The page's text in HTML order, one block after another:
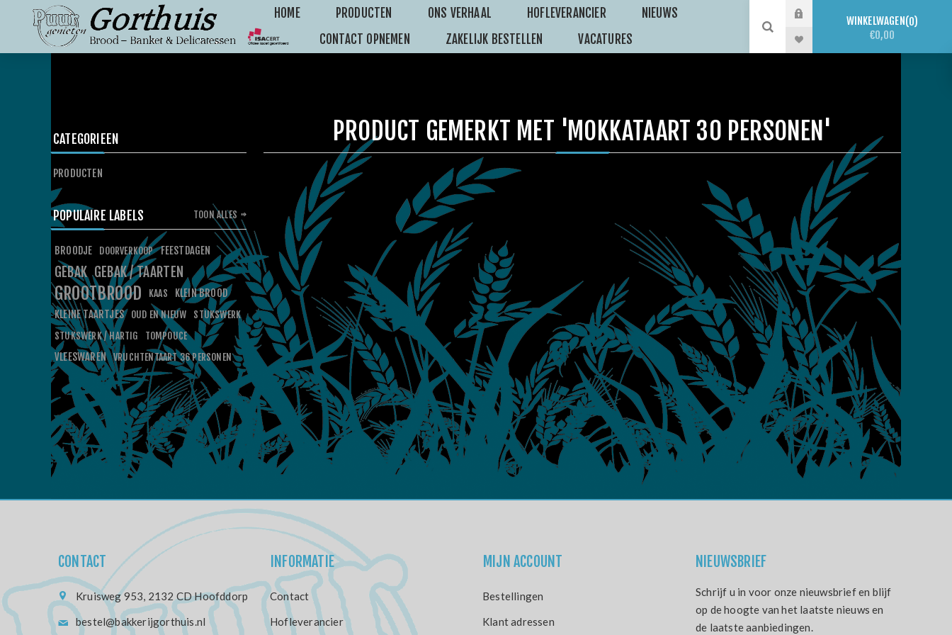
HOME PRODUCTEN ONS VERHAAL HOFLEVERANCIER
NIEUWS
CONTACT OPNEMEN
ZAKELIJK BESTELLEN VACATURES
WINKELWAGEN 0
€0,00
PRODUCT GEMERKT MET 'MOKKATAART 30 PERSONEN'
CATEGORIEEN
PRODUCTEN
POPULAIRE LABELS
BROODJE DOORVERKOOP FEESTDAGEN
GEBAK GEBAK / TAARTEN
GROOTBROOD KAAS
KLEIN BROOD
KLEINE TAARTJES
OUD EN NIEUW
STUKSWERK
STUKSWERK / HARTIG
TOMPOUCE
VLEESWAREN VRUCHTENTAART 36 PERSONEN
TOON ALLES
CONTACT
Kruisweg 953, 2132 CD Hoofddorp
bestel@bakkerijgorthuis.nl
INFORMATIE
Contact
Hofleverancier
MIJN ACCOUNT
Bestellingen
Klant adressen
NIEUWSBRIEF
Schrijf u in voor onze nieuwsbrief en blijf
op de hoogte van het laatste nieuws en
de laatste aanbiedingen.